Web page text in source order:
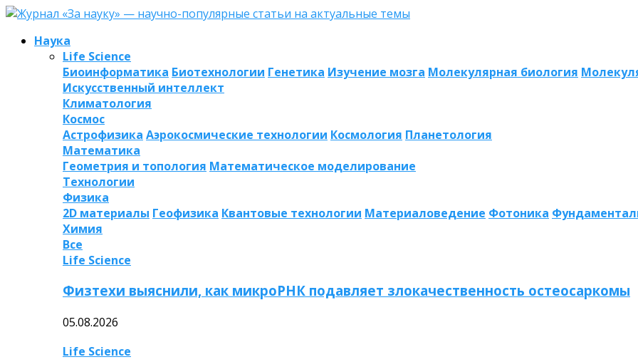
Наука
Life Science
Биоинформатика Биотехнологии Генетика Изучение мозга Молекулярная биология
Искусственный интеллект
Климатология
Космос
Астрофизика Аэрокосмические технологии Космология Планетология
Математика
Геометрия и топология Математическое моделирование
Технологии
Физика
2D материалы Геофизика Квантовые технологии Материаловедение Фотоника
Химия
Все
Life Science
Физтехи выяснили, как микроРНК подавляет злокачественность остеосаркомы
05.08.2026
Life Science